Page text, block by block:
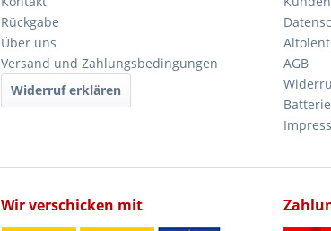
Rückgabe
Über uns
Versand und Zahlungsbedingungen
Widerruf erklären
AGB
Wir verschicken mit